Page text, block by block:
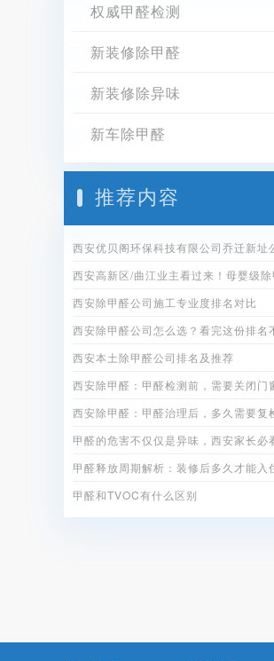
权威甲醛检测
新装修除甲醛
新装修除异味
新车除甲醛
推荐内容
西安优贝阁环保科技有限公司乔迁新址
西安除甲醛公司施工专业度排名对比
西安除甲醛公司怎么选？看完这份排名
西安本土除甲醛公司排名及推荐
西安除甲醛：甲醛检测前，需要关闭门
西安除甲醛：甲醛治理后，多久需要复
甲醛的危害不仅仅是异味，西安家长必
甲醛释放周期解析：装修后多久才能入
甲醛和TVOC有什么区别